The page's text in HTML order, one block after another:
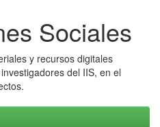
Sociales
y recursos digitales
del IIS, en el